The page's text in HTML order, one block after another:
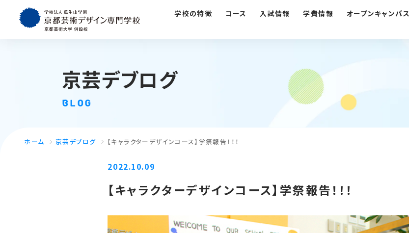
学校の特徴 コース 入試情報 学費情報 オープンキャンパス
京芸デブログ
BLOG
ホーム 京芸デブログ 【キャラクターデザインコース】学祭報告！！！
2022.10.09
【キャラクターデザインコース】学祭報告！！！